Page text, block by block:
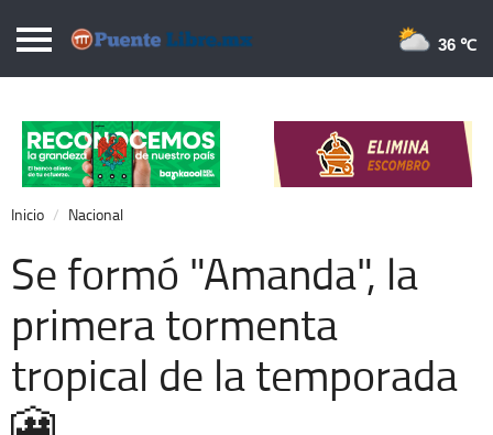
Puentelibre.mx
Local
Nacional
Opinión
Cronos
Economía
Espectáculos
Deportes
36 ℃
Inicio Nacional
Se formó "Amanda", la
primera tormenta
tropical de la temporada